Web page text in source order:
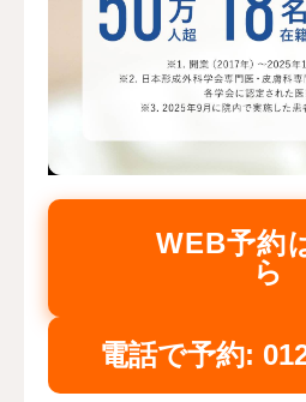
WEB予約
ら
電話で予約: